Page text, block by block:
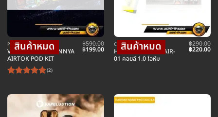
POD พอตบุหรี่ไฟฟ้า
VAPELUSTION HANNYA
AIRTOK POD KIT
5 คะแนน
(2)
฿590.00
Original
price
฿199.00Current
price
COIL คอยล์บุหรี่ไฟฟ้า
HANNYA AIRTOK AIR-
01 คอยล์ 1.0 โอห์ม
฿290.00
Original
price
฿220.00